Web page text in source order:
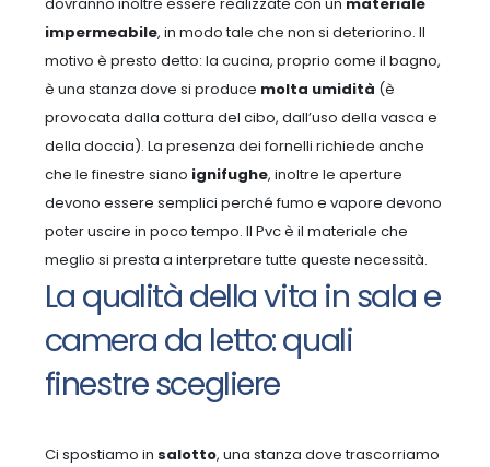
dovranno inoltre essere realizzate con un materiale
impermeabile, in modo tale che non si deteriorino. Il
motivo è presto detto: la cucina, proprio come il bagno,
è una stanza dove si produce molta umidità (è
provocata dalla cottura del cibo, dall’uso della vasca e
della doccia). La presenza dei fornelli richiede anche
che le finestre siano ignifughe, inoltre le aperture
devono essere semplici perché fumo e vapore devono
poter uscire in poco tempo. Il Pvc è il materiale che
meglio si presta a interpretare tutte queste necessità.
La qualità della vita in sala e
camera da letto: quali
finestre scegliere
Ci spostiamo in salotto, una stanza dove trascorriamo